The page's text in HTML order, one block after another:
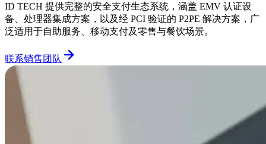
ID TECH 提供完整的安全支付生态系统，涵盖 EMV 认证设
备、处理器集成方案，以及经 PCI 验证的 P2PE 解决方案，广
泛适用于自助服务、移动支付及零售与餐饮场景。
联系销售团队